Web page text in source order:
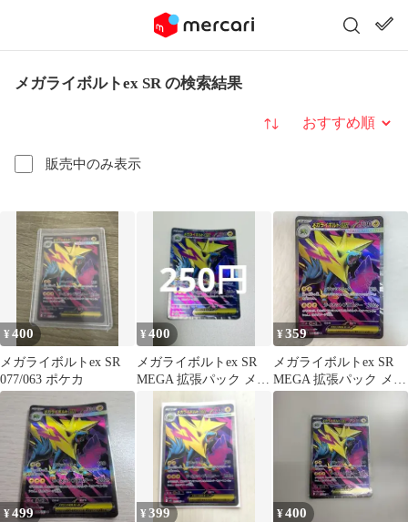
メガライボルトex SR の検索結果
販売中のみ表示
並び替え
¥400
メガライボルトex SR
077/063 ポケカ
¥400
メガライボルトex SR
MEGA 拡張パック メガ
¥359
メガライボルトex SR
MEGA 拡張パック メガ
シンフォニア キラ
¥499 ¥399 ¥400